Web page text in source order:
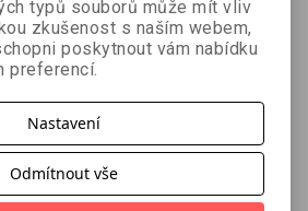
Držák stránek je praktický
udržet knihu otevřenou
nasadit na palec a opřít o stránky
rozevřená, zatímco druhou
čaj, odpočinek nebo na
mazlíčka.
typů souborů může mít vliv
zkušenost s naším webem,
poskytnout vám nabídku
preferencí.
Nastavení
Odmítnout vše